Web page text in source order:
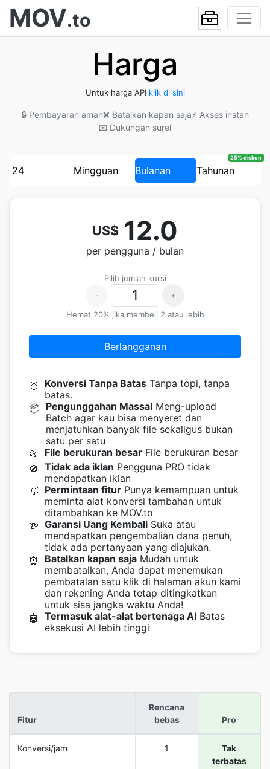
MOV.to
Harga
Untuk harga API klik di sini
🔒 Pembayaran aman❌ Batalkan kapan saja⚡ Akses instan
📧 Dukungan surel
24 Mingguan Bulanan Tahunan
25% diskon
US$ 12.0
per pengguna / bulan
Pilih jumlah kursi
-
+
Hemat 20% jika membeli 2 atau lebih
Berlangganan
🥇 Konversi Tanpa Batas Tanpa topi, tanpa
batas.
📦 Pengunggahan Massal Meng-upload
Batch agar kau bisa menyeret dan
menjatuhkan banyak file sekaligus bukan
satu per satu
📂
File berukuran besar File berukuran besar
🚫 Tidak ada iklan Pengguna PRO tidak
mendapatkan iklan
💡 Permintaan fitur Punya kemampuan untuk
meminta alat konversi tambahan untuk
ditambahkan ke MOV.to
💸 Garansi Uang Kembali Suka atau
mendapatkan pengembalian dana penuh,
tidak ada pertanyaan yang diajukan.
⏰
Batalkan kapan saja Mudah untuk
membatalkan, Anda dapat menemukan
pembatalan satu klik di halaman akun kami
dan rekening Anda tetap ditingkatkan
untuk sisa jangka waktu Anda!
🤖
Termasuk alat-alat bertenaga AI Batas
eksekusi AI lebih tinggi
Fitur
Rencana
bebas
Pro
Konversi/jam 1
Tak
terbatas